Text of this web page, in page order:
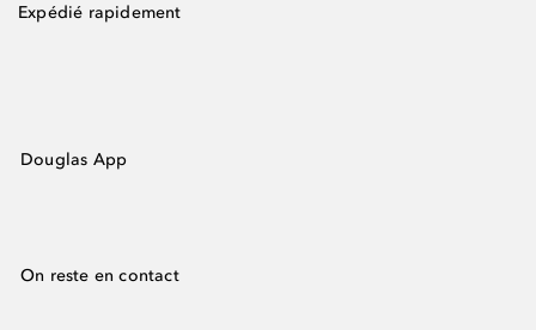
Expédié rapidement
Douglas App
On reste en contact